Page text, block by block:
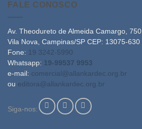
FALE CONOSCO
Av. Theodureto de Almeida Camargo, 750
Vila Nova, Campinas/SP CEP: 13075-630
Fone: 19 3242-5990
Whatsapp: 19-99537 9953
e-mail: comercial@allankardec.org.br
ou editora@allankardec.org.br
Siga-nos: